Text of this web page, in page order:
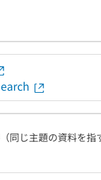
同じ主題の資料を指